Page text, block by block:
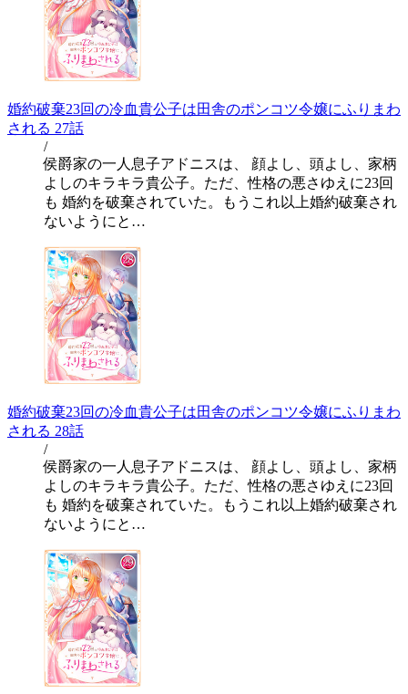
婚約破棄23回の冷血貴公子は田舎のポンコツ令嬢にふりまわ
される 27話
/
侯爵家の一人息子アドニスは、 顔よし、頭よし、家柄
よしのキラキラ貴公子。ただ、性格の悪さゆえに23回
も 婚約を破棄されていた。もうこれ以上婚約破棄され
ないようにと…
婚約破棄23回の冷血貴公子は田舎のポンコツ令嬢にふりまわ
される 28話
/
侯爵家の一人息子アドニスは、 顔よし、頭よし、家柄
よしのキラキラ貴公子。ただ、性格の悪さゆえに23回
も 婚約を破棄されていた。もうこれ以上婚約破棄され
ないようにと…